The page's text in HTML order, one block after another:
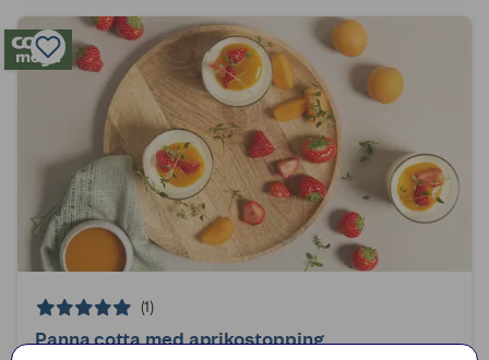
(1)
Panna cotta med aprikostopping